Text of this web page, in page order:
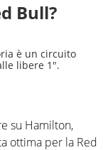
Bull?
è un circuito
libere 1".
su Hamilton,
ottima per la Red